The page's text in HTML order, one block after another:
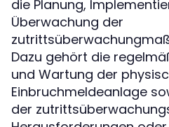
die Planung,
Überwachung der
Dazu gehört die
und Wartung der
Einbruchmeldeanlage
der